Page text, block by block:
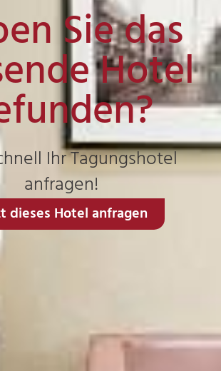
Sie das
Hotel
Ihr Tagungshotel
anfragen!
dieses Hotel anfragen